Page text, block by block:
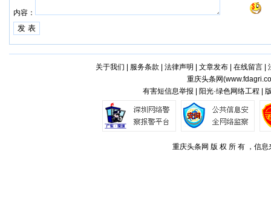
内容：
关于我们 服务条款 法律声明 文章发布| 在线留言|
重庆头条网(
有害短信息举报 | 阳光·绿色网络工程 |
重庆头条网 版 权 所 有 ，信